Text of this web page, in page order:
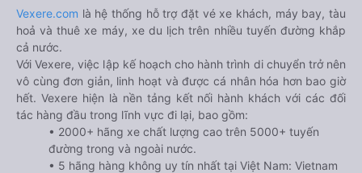
Vexere.com là hệ thống hỗ trợ đặt vé xe khách, máy bay, tàu
hoả và thuê xe máy, xe du lịch trên nhiều tuyến đường khắp
cả nước.
Với Vexere, việc lập kế hoạch cho hành trình di chuyển trở nên
vô cùng đơn giản, linh hoạt và được cá nhân hóa hơn bao giờ
hết. Vexere hiện là nền tảng kết nối hành khách với các đối
tác hàng đầu trong lĩnh vực đi lại, bao gồm:
• 2000+ hãng xe chất lượng cao trên 5000+ tuyến
đường trong và ngoài nước.
• 5 hãng hàng không uy tín nhất tại Việt Nam: Vietnam